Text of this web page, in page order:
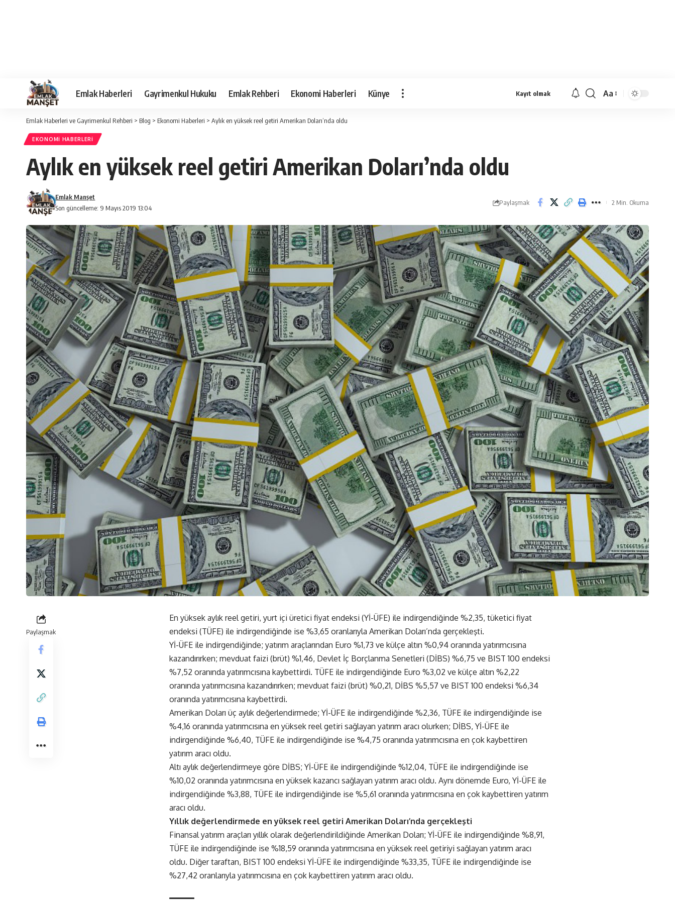
Emlak Haberleri Gayrimenkul Hukuku Emlak Rehberi Ekonomi Haberleri Künye Kayıt olmak
Yazı
Aa
Emlak Haberleri ve Gayrimenkul Rehberi > Blog > Ekonomi Haberleri > Aylık en yüksek reel getiri Amerikan Doları’nda oldu
EKONOMI HABERLERI
Aylık en yüksek reel getiri Amerikan Doları’nda oldu
Son güncelleme: 9 Mayıs 2019 13:04
Emlak Manşet
Paylaşmak 2 Min. Okuma
Paylaşmak
En yüksek aylık reel getiri, yurt içi üretici fiyat endeksi (Yİ-ÜFE) ile indirgendiğinde %2,35, tüketici fiyat
endeksi (TÜFE) ile indirgendiğinde ise %3,65 oranlarıyla Amerikan Doları’nda gerçekleşti.
Yİ-ÜFE ile indirgendiğinde; yatırım araçlarından Euro %1,73 ve külçe altın %0,94 oranında yatırımcısına
kazandırırken; mevduat faizi (brüt) %1,46, Devlet İç Borçlanma Senetleri (DİBS) %6,75 ve BIST 100 endeksi
%7,52 oranında yatırımcısına kaybettirdi. TÜFE ile indirgendiğinde Euro %3,02 ve külçe altın %2,22
oranında yatırımcısına kazandırırken; mevduat faizi (brüt) %0,21, DİBS %5,57 ve BIST 100 endeksi %6,34
oranında yatırımcısına kaybettirdi.
Amerikan Doları üç aylık değerlendirmede; Yİ-ÜFE ile indirgendiğinde %2,36, TÜFE ile indirgendiğinde ise
%4,16 oranında yatırımcısına en yüksek reel getiri sağlayan yatırım aracı olurken; DİBS, Yİ-ÜFE ile
indirgendiğinde %6,40, TÜFE ile indirgendiğinde ise %4,75 oranında yatırımcısına en çok kaybettiren
yatırım aracı oldu.
Altı aylık değerlendirmeye göre DİBS; Yİ-ÜFE ile indirgendiğinde %12,04, TÜFE ile indirgendiğinde ise
%10,02 oranında yatırımcısına en yüksek kazancı sağlayan yatırım aracı oldu. Aynı dönemde Euro, Yİ-ÜFE ile
indirgendiğinde %3,88, TÜFE ile indirgendiğinde ise %5,61 oranında yatırımcısına en çok kaybettiren yatırım
aracı oldu.
Yıllık değerlendirmede en yüksek reel getiri Amerikan Doları’nda gerçekleşti
Finansal yatırım araçları yıllık olarak değerlendirildiğinde Amerikan Doları; Yİ-ÜFE ile indirgendiğinde %8,91,
TÜFE ile indirgendiğinde ise %18,59 oranında yatırımcısına en yüksek reel getiriyi sağlayan yatırım aracı
oldu. Diğer taraftan, BIST 100 endeksi Yİ-ÜFE ile indirgendiğinde %33,35, TÜFE ile indirgendiğinde ise
%27,42 oranlarıyla yatırımcısına en çok kaybettiren yatırım aracı oldu.